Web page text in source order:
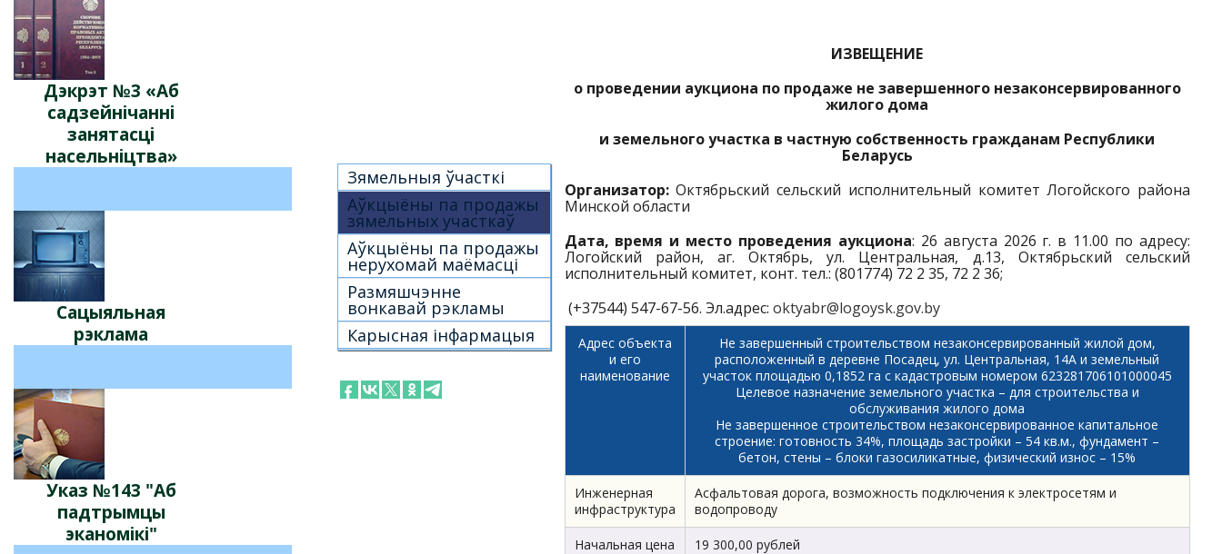
Дэкрэт №3 «Аб
садзейнічанні
занятасці
насельніцтва»
Сацыяльная
рэклама
Указ №143 "Аб
падтрымцы
эканомікі"
Зямельныя ўчасткі
Аўкцыёны па продажы
зямельных участкаў
Аўкцыёны па продажы
нерухомай маёмасці
Размяшчэнне
вонкавай рэкламы
Карысная інфармацыя
ИЗВЕЩЕНИЕ
о проведении аукциона по продаже не завершенного незаконсервированного
жилого дома
и земельного участка в частную собственность гражданам Республики
Беларусь
Организатор:Октябрьский сельский исполнительный комитет Логойского района
Минской области
Дата, время и место проведения аукциона: 26 августа 2026 г. в 11.00 по адресу:
Логойский район, аг. Октябрь, ул. Центральная, д.13, Октябрьский сельский
исполнительный комитет, конт. тел.: (801774) 72 2 35, 72 2 36;
(+37544) 547-67-56. Эл.адрес: oktyabr@logoysk.gov.by
Адрес объекта
и его
наименование
Не завершенный строительством незаконсервированный жилой дом,
расположенный в деревне Посадец, ул. Центральная, 14А и земельный
участок площадью 0,1852 га с кадастровым номером 623281706101000045
Целевое назначение земельного участка – для строительства и
обслуживания жилого дома
Не завершенное строительством незаконсервированное капитальное
строение: готовность 34%, площадь застройки – 54 кв.м., фундамент –
бетон, стены – блоки газосиликатные, физический износ – 15%
Инженерная
инфраструктура
Асфальтовая дорога, возможность подключения к электросетям и
водопроводу
Начальная цена 19 300,00 рублей